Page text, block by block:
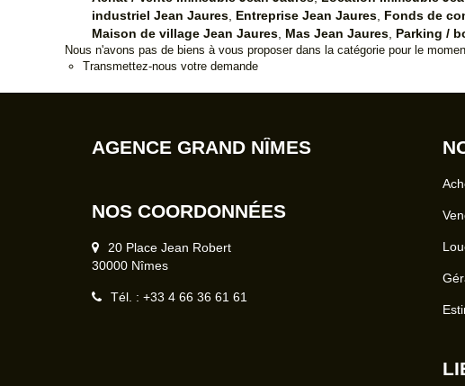
industriel Jean Jaures Entreprise Jean Jaures Fonds de
Maison de village Jean Jaures Mas Jean Jaures Parking /
Nous n'avons pas de biens à vous proposer dans la catégorie pour le
Transmettez-nous votre demande
AGENCE GRAND NÎMES
NOS COORDONNÉES
20 Place Jean Robert
30000 Nîmes
Tél. : +33 4 66 36 61 61